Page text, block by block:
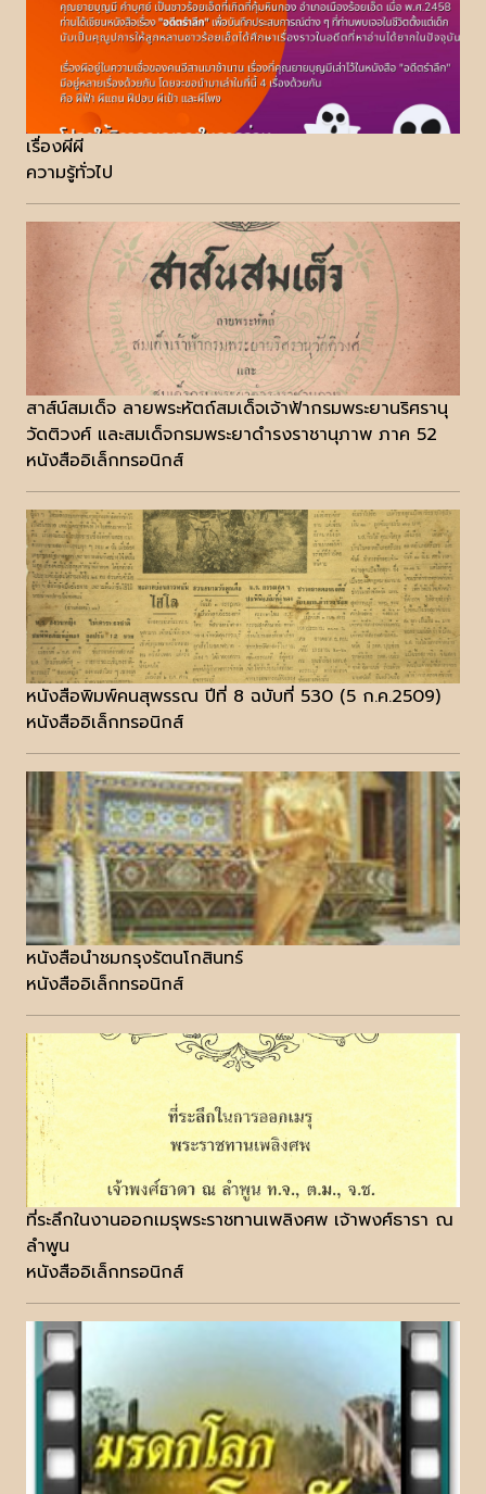
เรื่องผีผี
ความรู้ทั่วไป
สาส์น์สมเด็จ ลายพระหัตถ์สมเด็จเจ้าฟ้ากรมพระยานริศรานุ
วัดติวงศ์ และสมเด็จกรมพระยาดำรงราชานุภาพ ภาค 52
หนังสืออิเล็กทรอนิกส์
หนังสือพิมพ์คนสุพรรณ ปีที่ 8 ฉบับที่ 530 (5 ก.ค.2509)
หนังสืออิเล็กทรอนิกส์
หนังสือนำชมกรุงรัตนโกสินทร์
หนังสืออิเล็กทรอนิกส์
ที่ระลึกในงานออกเมรุพระราชทานเพลิงศพ เจ้าพงศ์ธารา ณ
ลำพูน
หนังสืออิเล็กทรอนิกส์